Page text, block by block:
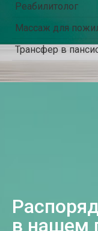
Реабилитолог
Массаж для
Трансфер в
в нашем